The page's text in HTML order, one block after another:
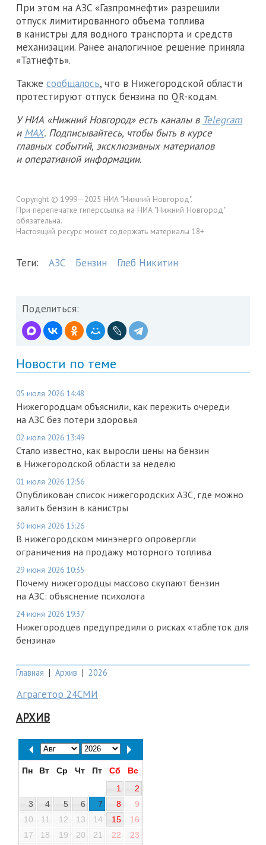
При этом на АЗС «Газпромнефти» разрешили
отпуск лимитированного объема топлива
в канистры для водного транспорта и средств
механизации. Ранее аналогичное решение приняла
«Татнефть».
Также сообщалось, что в Нижегородской области
протестируют отпуск бензина по QR-кодам.
У НИА «Нижний Новгород» есть каналы в Telegram
и MAX. Подписывайтесь, чтобы быть в курсе
главных событий, эксклюзивных материалов
и оперативной информации.
Copyright © 1999—2025 НИА "Нижний Новгород".
При перепечатке гиперссылка на НИА "Нижний Новгород"
обязательна.
Настоящий ресурс может содержать материалы 18+
Теги: АЗС Бензин Глеб Никитин
Поделиться:
Новости по теме
05 июля 2026 14:48
Нижегородцам объяснили, как пережить очереди
на АЗС без потери здоровья
02 июля 2026 13:49
Стало известно, как выросли цены на бензин
в Нижегородской области за неделю
01 июля 2026 12:56
Опубликован список нижегородских АЗС, где можно
залить бензин в канистры
30 июня 2026 15:26
В нижегородском минэнерго опровергли
ограничения на продажу моторного топлива
29 июня 2026 10:35
Почему нижегородцы массово скупают бензин
на АЗС: объяснение психолога
24 июня 2026 19:37
Нижегородцев предупредили о рисках «таблеток для
бензина»
Главная | Архив | 2026
Аграгетор 24СМИ
АРХИВ
Пн Вт Ср Чт Пт Сб
Вс
1
2
3
4 5 6 7 8
9
10
11 12 13 14 15
16
17
18 19 20 21 22
23